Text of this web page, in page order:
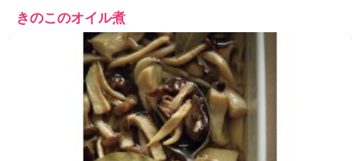
きのこのオイル煮